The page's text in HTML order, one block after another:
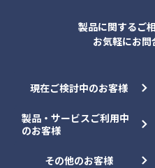
製品に関するご
お気軽にお問
現在ご検討中のお客様
製品・サービスご利用中
のお客様
その他のお客様